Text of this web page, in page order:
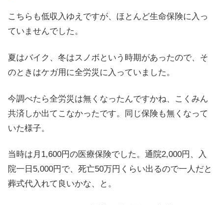
こちらも低収入ゆえですが、ほとんど生命保険に入っ
ていませんでした。
夏はバイク、冬はスノボという時期があったので、そ
のときはケガ用に全労災に入っていました。
今調べたら全労災は無くなったんですかね、こくみん
共済しか出てこなかったです。同じ保険も無くなって
いた様子。
当時は月1,600円の医療保険でした。通院2,000円、入
院一日5,000円で、死亡50万円くらい出るので一人だと
葬式代入れて良いかな、と。